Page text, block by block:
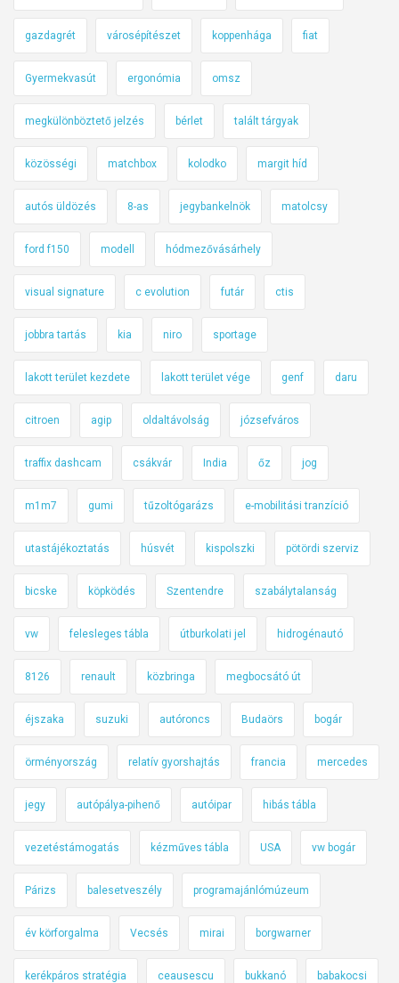
gazdagrét városépítészet koppenhága fiat
Gyermekvasút ergonómia omsz
megkülönböztető jelzés bérlet talált tárgyak
közösségi matchbox kolodko margit híd
autós üldözés 8-as jegybankelnök matolcsy
ford f150 modell hódmezővásárhely
visual signature c evolution futár ctis
jobbra tartás kia niro sportage
lakott terület kezdete lakott terület vége genf daru
citroen agip oldaltávolság józsefváros
traffix dashcam csákvár India őz jog
m1m7 gumi tűzoltógarázs e-mobilitási tranzíció
utastájékoztatás húsvét kispolszki pötördi szerviz
bicske köpködés Szentendre szabálytalanság
vw felesleges tábla útburkolati jel hidrogénautó
8126 renault közbringa megbocsátó út
éjszaka suzuki autóroncs Budaörs bogár
örményország relatív gyorshajtás francia mercedes
jegy autópálya-pihenő autóipar hibás tábla
vezetéstámogatás kézműves tábla USA vw bogár
Párizs balesetveszély programajánlómúzeum
év körforgalma Vecsés mirai borgwarner
kerékpáros stratégia ceausescu bukkanó babakocsi